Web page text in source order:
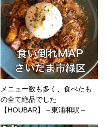
メニュー数も多く、食べたも
の全て絶品でした
【HOUBAR】～東浦和駅～